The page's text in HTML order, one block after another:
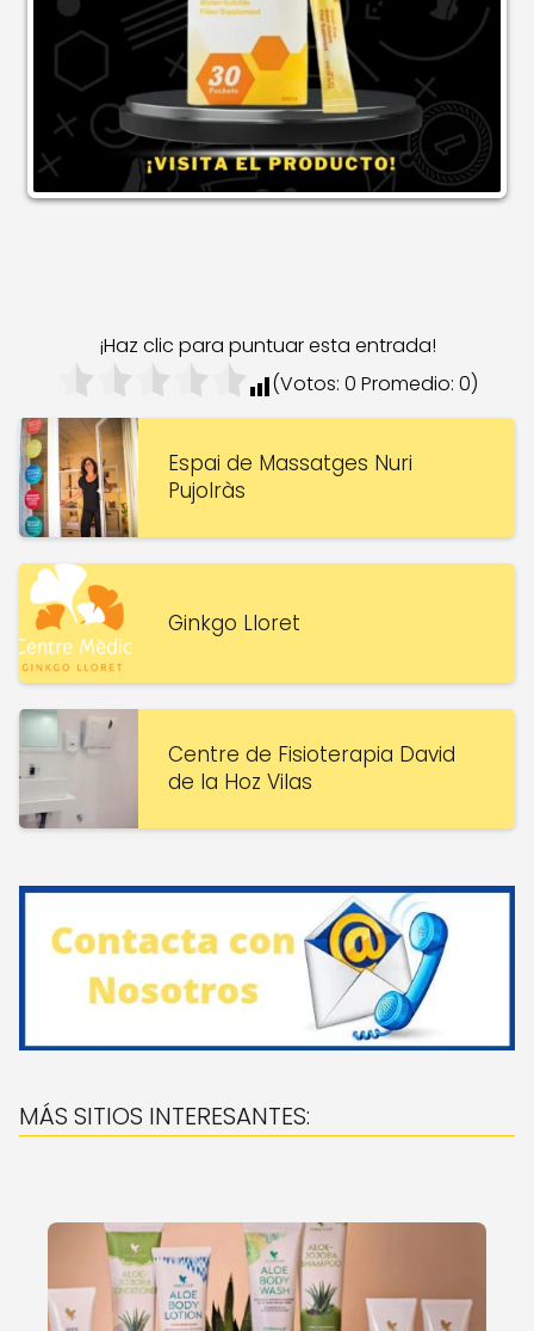
¡Haz clic para puntuar esta entrada!
(Votos: 0 Promedio: 0)
Espai de Massatges Nuri
Pujolràs
Ginkgo Lloret
Centre de Fisioterapia David
de la Hoz Vilas
MÁS SITIOS INTERESANTES: